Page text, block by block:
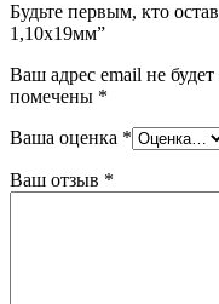
Будьте первым, кто
1,10х19мм”
Ваш адрес email не
помечены *
Ваша оценка *
Ваш отзыв *